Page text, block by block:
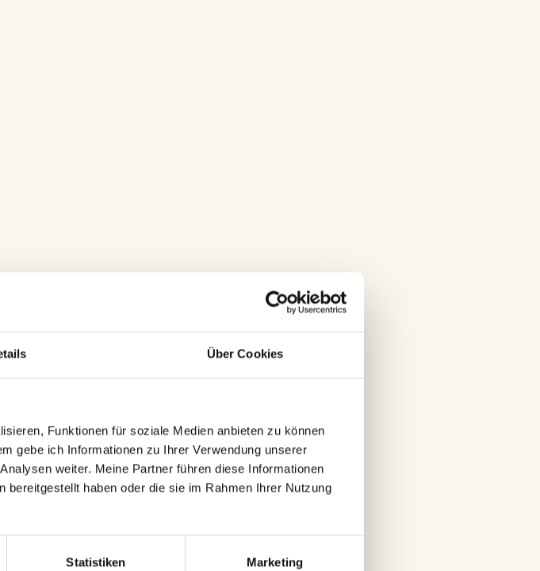
Über Cookies
Funktionen für soziale Medien anbieten zu können
gebe ich Informationen zu Ihrer Verwendung unserer
weiter. Meine Partner führen diese Informationen
haben oder die sie im Rahmen Ihrer Nutzung
Statistiken Marketing